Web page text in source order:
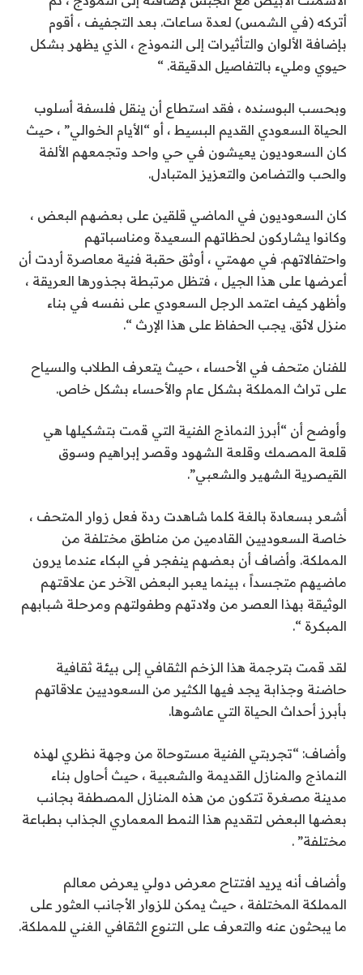
أتركه (في الشمس) لعدة ساعات. بعد التجفيف ، أقوم
بإضافة الألوان والتأثيرات إلى النموذج ، الذي يظهر بشكل
حيوي ومليء بالتفاصيل الدقيقة. “
وبحسب البوسنده ، فقد استطاع أن ينقل فلسفة أسلوب
الحياة السعودي القديم البسيط ، أو “الأيام الخوالي” ، حيث
كان السعوديون يعيشون في حي واحد وتجمعهم الألفة
والحب والتضامن والتعزيز المتبادل.
كان السعوديون في الماضي قلقين على بعضهم البعض ،
وكانوا يشاركون لحظاتهم السعيدة ومناسباتهم
واحتفالاتهم. في مهمتي ، أوثق حقبة فنية معاصرة أردت أن
أعرضها على هذا الجيل ، فتظل مرتبطة بجذورها العريقة ،
وأظهر كيف اعتمد الرجل السعودي على نفسه في بناء
منزل لائق. يجب الحفاظ على هذا الإرث “.
للفنان متحف في الأحساء ، حيث يتعرف الطلاب والسياح
على تراث المملكة بشكل عام والأحساء بشكل خاص.
وأوضح أن “أبرز النماذج الفنية التي قمت بتشكيلها هي
قلعة المصمك وقلعة الشهود وقصر إبراهيم وسوق
القيصرية الشهير والشعبي”.
أشعر بسعادة بالغة كلما شاهدت ردة فعل زوار المتحف ،
خاصة السعوديين القادمين من مناطق مختلفة من
المملكة. وأضاف أن بعضهم ينفجر في البكاء عندما يرون
ماضيهم متجسداً ، بينما يعبر البعض الآخر عن علاقتهم
الوثيقة بهذا العصر من ولادتهم وطفولتهم ومرحلة شبابهم
المبكرة “.
لقد قمت بترجمة هذا الزخم الثقافي إلى بيئة ثقافية
حاضنة وجذابة يجد فيها الكثير من السعوديين علاقاتهم
بأبرز أحداث الحياة التي عاشوها.
وأضاف: “تجربتي الفنية مستوحاة من وجهة نظري لهذه
النماذج والمنازل القديمة والشعبية ، حيث أحاول بناء
مدينة مصغرة تتكون من هذه المنازل المصطفة بجانب
بعضها البعض لتقديم هذا النمط المعماري الجذاب بطباعة
مختلفة” .
وأضاف أنه يريد افتتاح معرض دولي يعرض معالم
المملكة المختلفة ، حيث يمكن للزوار الأجانب العثور على
ما يبحثون عنه والتعرف على التنوع الثقافي الغني للمملكة.